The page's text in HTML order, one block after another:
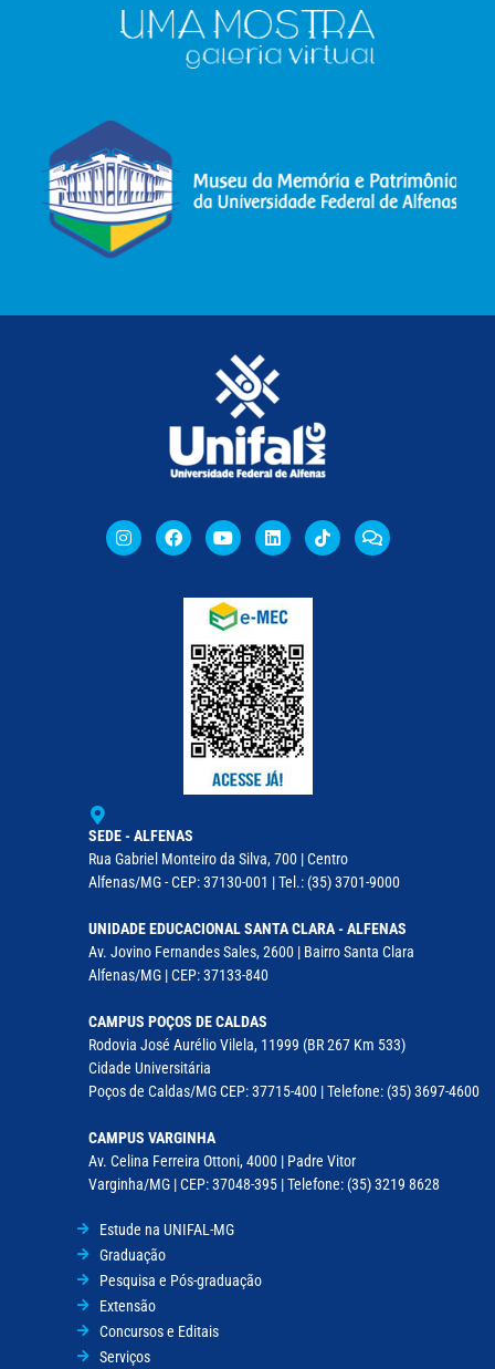
SEDE - ALFENAS
Rua Gabriel Monteiro da Silva, 700 | Centro
Alfenas/MG - CEP: 37130-001 | Tel.: (35) 3701-9000
UNIDADE EDUCACIONAL SANTA CLARA - ALFENAS
Av. Jovino Fernandes Sales, 2600 | Bairro Santa Clara
Alfenas/MG | CEP: 37133-840
CAMPUS POÇOS DE CALDAS
Rodovia José Aurélio Vilela, 11999 (BR 267 Km 533)
Cidade Universitária
Poços de Caldas/MG CEP: 37715-400 | Telefone: (35) 3697-4600
CAMPUS VARGINHA
Av. Celina Ferreira Ottoni, 4000 | Padre Vitor
Varginha/MG | CEP: 37048-395 | Telefone: (35) 3219 8628
Estude na UNIFAL-MG
Graduação
Pesquisa e Pós-graduação
Extensão
Concursos e Editais
Serviços